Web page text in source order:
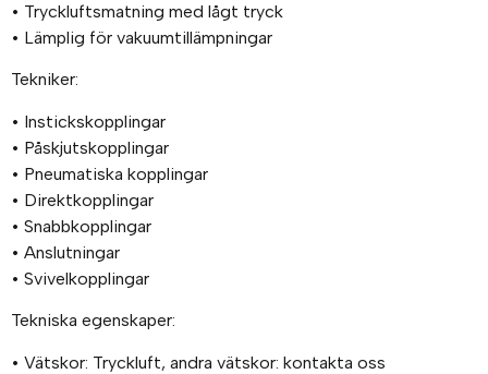
• Tryckluftsmatning med lågt tryck
• Lämplig för vakuumtillämpningar
Tekniker:
• Instickskopplingar
• Påskjutskopplingar
• Pneumatiska kopplingar
• Direktkopplingar
• Snabbkopplingar
• Anslutningar
• Svivelkopplingar
Tekniska egenskaper:
• Vätskor: Tryckluft, andra vätskor: kontakta oss